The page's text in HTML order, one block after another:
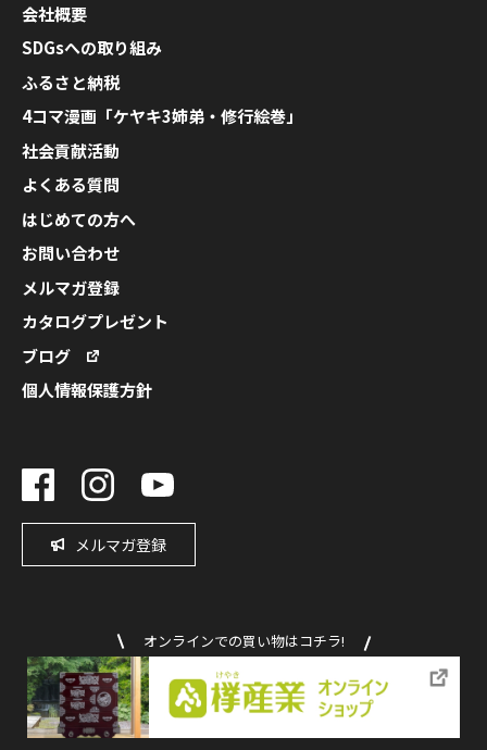
会社概要
SDGsへの取り組み
ふるさと納税
4コマ漫画「ケヤキ3姉弟・修行絵巻」
社会貢献活動
よくある質問
はじめての方へ
お問い合わせ
メルマガ登録
カタログプレゼント
ブログ
個人情報保護方針
メルマガ登録
オンラインでの買い物はコチラ!